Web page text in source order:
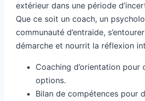
extérieur dans une période
Que ce soit un coach, un
communauté d’entraide,
démarche et nourrit la réflexion
Coaching d’orientation pour
options.
Bilan de compétences pour